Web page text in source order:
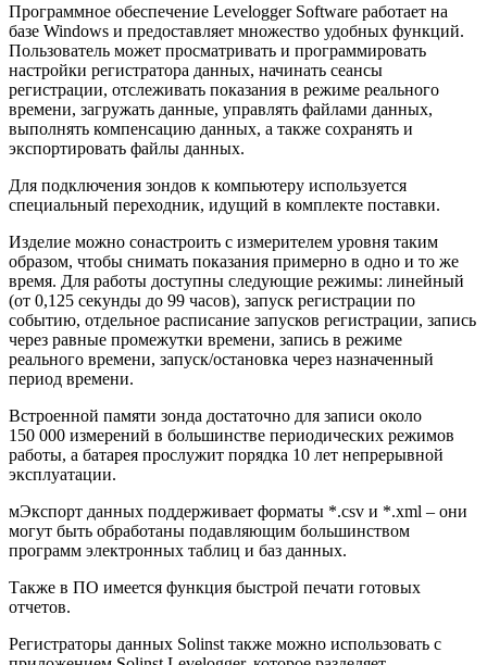
Программное обеспечение Levelogger Software работает на
базе Windows и предоставляет множество удобных функций.
Пользователь может просматривать и программировать
настройки регистратора данных, начинать сеансы
регистрации, отслеживать показания в режиме реального
времени, загружать данные, управлять файлами данных,
выполнять компенсацию данных, а также сохранять и
экспортировать файлы данных.
Для подключения зондов к компьютеру используется
специальный переходник, идущий в комплекте поставки.
Изделие можно сонастроить с измерителем уровня таким
образом, чтобы снимать показания примерно в одно и то же
время. Для работы доступны следующие режимы: линейный
(от 0,125 секунды до 99 часов), запуск регистрации по
событию, отдельное расписание запусков регистрации, запись
через равные промежутки времени, запись в режиме
реального времени, запуск/остановка через назначенный
период времени.
Встроенной памяти зонда достаточно для записи около
150 000 измерений в большинстве периодических режимов
работы, а батарея прослужит порядка 10 лет непрерывной
эксплуатации.
мЭкспорт данных поддерживает форматы *.csv и *.xml – они
могут быть обработаны подавляющим большинством
программ электронных таблиц и баз данных.
Также в ПО имеется функция быстрой печати готовых
отчетов.
Регистраторы данных Solinst также можно использовать с